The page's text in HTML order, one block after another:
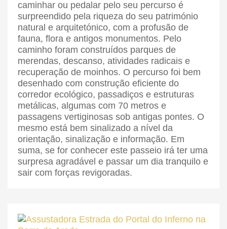
caminhar ou pedalar pelo seu percurso é
surpreendido pela riqueza do seu património
natural e arquitetónico, com a profusão de
fauna, flora e antigos monumentos. Pelo
caminho foram construídos parques de
merendas, descanso, atividades radicais e
recuperação de moinhos. O percurso foi bem
desenhado com construção eficiente do
corredor ecológico, passadiços e estruturas
metálicas, algumas com 70 metros e
passagens vertiginosas sob antigas pontes. O
mesmo está bem sinalizado a nível da
orientação, sinalização e informação. Em
suma, se for conhecer este passeio irá ter uma
surpresa agradável e passar um dia tranquilo e
sair com forças revigoradas.